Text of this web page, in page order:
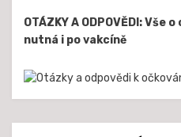
OTÁZKY A ODPOVĚDI: Vše
nutná i po vakcíně